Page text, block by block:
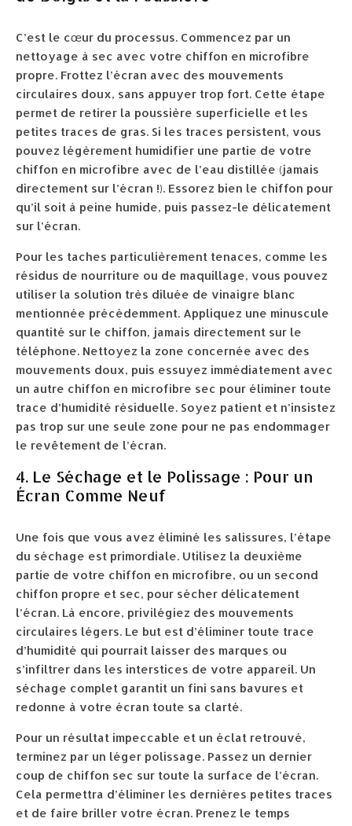
C’est le cœur du processus. Commencez par un
nettoyage à sec avec votre chiffon en microfibre
propre. Frottez l’écran avec des mouvements
circulaires doux, sans appuyer trop fort. Cette étape
permet de retirer la poussière superficielle et les
petites traces de gras. Si les traces persistent, vous
pouvez légèrement humidifier une partie de votre
chiffon en microfibre avec de l’eau distillée (jamais
directement sur l’écran !). Essorez bien le chiffon pour
qu’il soit à peine humide, puis passez-le délicatement
sur l’écran.
Pour les taches particulièrement tenaces, comme les
résidus de nourriture ou de maquillage, vous pouvez
utiliser la solution très diluée de vinaigre blanc
mentionnée précédemment. Appliquez une minuscule
quantité sur le chiffon, jamais directement sur le
téléphone. Nettoyez la zone concernée avec des
mouvements doux, puis essuyez immédiatement avec
un autre chiffon en microfibre sec pour éliminer toute
trace d’humidité résiduelle. Soyez patient et n’insistez
pas trop sur une seule zone pour ne pas endommager
le revêtement de l’écran.
4. Le Séchage et le Polissage : Pour un
Écran Comme Neuf
Une fois que vous avez éliminé les salissures, l’étape
du séchage est primordiale. Utilisez la deuxième
partie de votre chiffon en microfibre, ou un second
chiffon propre et sec, pour sécher délicatement
l’écran. Là encore, privilégiez des mouvements
circulaires légers. Le but est d’éliminer toute trace
d’humidité qui pourrait laisser des marques ou
s’infiltrer dans les interstices de votre appareil. Un
séchage complet garantit un fini sans bavures et
redonne à votre écran toute sa clarté.
Pour un résultat impeccable et un éclat retrouvé,
terminez par un léger polissage. Passez un dernier
coup de chiffon sec sur toute la surface de l’écran.
Cela permettra d’éliminer les dernières petites traces
et de faire briller votre écran. Prenez le temps